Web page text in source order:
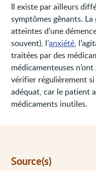
Il existe par ailleurs
symptômes gênants. La
atteintes d'une
souvent), l’anxiété,
traitées par des
médicamenteuses
vérifier régulièrement
adéquat, car le patient
médicaments inutiles.
Source(s)